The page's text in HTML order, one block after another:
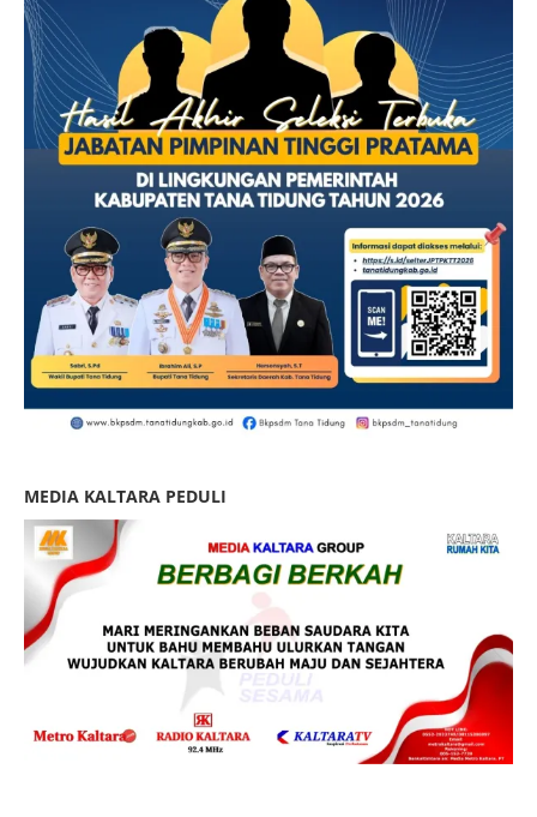
MEDIA KALTARA PEDULI